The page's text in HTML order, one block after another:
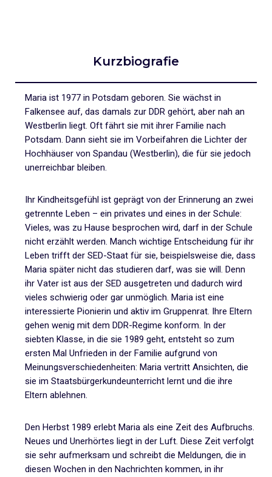
Kurzbiografie
Maria ist 1977 in Potsdam geboren. Sie wächst in
Falkensee auf, das damals zur DDR gehört, aber nah an
Westberlin liegt. Oft fährt sie mit ihrer Familie nach
Potsdam. Dann sieht sie im Vorbeifahren die Lichter der
Hochhäuser von Spandau (Westberlin), die für sie jedoch
unerreichbar bleiben.
Ihr Kindheitsgefühl ist geprägt von der Erinnerung an zwei
getrennte Leben – ein privates und eines in der Schule:
Vieles, was zu Hause besprochen wird, darf in der Schule
nicht erzählt werden. Manch wichtige Entscheidung für ihr
Leben trifft der SED-Staat für sie, beispielsweise die, dass
Maria später nicht das studieren darf, was sie will. Denn
ihr Vater ist aus der SED ausgetreten und dadurch wird
vieles schwierig oder gar unmöglich. Maria ist eine
interessierte Pionierin und aktiv im Gruppenrat. Ihre Eltern
gehen wenig mit dem DDR-Regime konform. In der
siebten Klasse, in die sie 1989 geht, entsteht so zum
ersten Mal Unfrieden in der Familie aufgrund von
Meinungsverschiedenheiten: Maria vertritt Ansichten, die
sie im Staatsbürgerkundeunterricht lernt und die ihre
Eltern ablehnen.
Den Herbst 1989 erlebt Maria als eine Zeit des Aufbruchs.
Neues und Unerhörtes liegt in der Luft. Diese Zeit verfolgt
sie sehr aufmerksam und schreibt die Meldungen, die in
diesen Wochen in den Nachrichten kommen, in ihr